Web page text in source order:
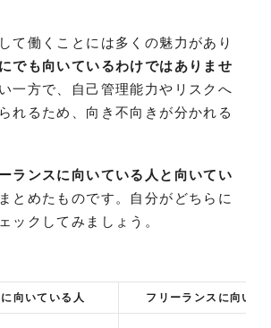
て働くことには多くの魅力があり
でも向いているわけではありませ
一方で、自己管理能力やリスクへ
れるため、向き不向きが分かれる
ランスに向いている人と向いてい
とめたものです。自分がどちらに
ックしてみましょう。
向いている人 フリーランスに向いて